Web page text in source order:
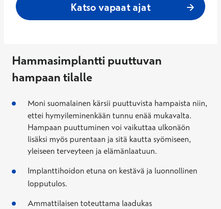
Katso vapaat ajat
Hammasimplantti puuttuvan
hampaan tilalle
Moni suomalainen kärsii puuttuvista hampaista niin,
ettei hymyileminenkään tunnu enää mukavalta.
Hampaan puuttuminen voi vaikuttaa ulkonäön
lisäksi myös purentaan ja sitä kautta syömiseen,
yleiseen terveyteen ja elämänlaatuun.
Implanttihoidon etuna on kestävä ja luonnollinen
lopputulos.
Ammattilaisen toteuttama laadukas